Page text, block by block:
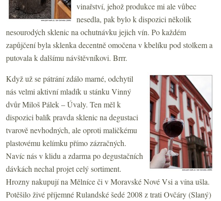
vinařství, jehož produkce mi ale vůbec
nesedla, pak bylo k dispozici několik
nesourodých sklenic na ochutnávku jejich vín. Po každém
zapůjčení byla sklenka decentně omočena v kbelíku pod stolkem a
putovala k dalšímu návštěvníkovi. Brrr.
Když už se pátrání zdálo marné, odchytil
nás velmi aktivní mladík u stánku Vinný
dvůr Miloš Pálek – Úvaly. Ten měl k
dispozici balík pravda sklenic na degustaci
tvarově nevhodných, ale oproti maličkému
plastovému kelímku přímo zázračných.
Navíc nás v klidu a zdarma po degustačních
dávkách nechal projet celý sortiment.
Hrozny nakupují na Mělníce či v Moravské Nové Vsi a vína ušla.
Potěšilo živé příjemné Rulandské šedé 2008 z trati Ovčáry (Slaný)